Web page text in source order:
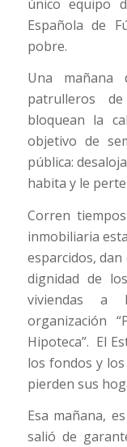
único equipo
Española de
pobre.
Una mañana
patrulleros
bloquean la
objetivo de
pública:
habita y le
Corren
inmobiliaria
esparcidos,
dignidad de
viviendas a
organización
Hipoteca”. El
los fondos y los
pierden sus
Esa mañana,
salió de